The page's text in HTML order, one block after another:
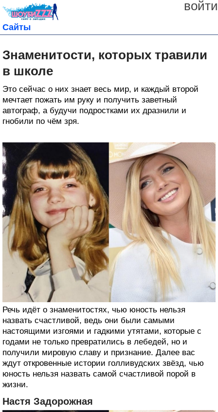
войти
Сайты
Знаменитости, которых травили
в школе
Это сейчас о них знает весь мир, и каждый второй
мечтает пожать им руку и получить заветный
автограф, а будучи подростками их дразнили и
гнобили по чём зря.
Речь идёт о знаменитостях, чью юность нельзя
назвать счастливой, ведь они были самыми
настоящими изгоями и гадкими утятами, которые с
годами не только превратились в лебедей, но и
получили мировую славу и признание. Далее вас
ждут откровенные истории голливудских звёзд, чью
юность нельзя назвать самой счастливой порой в
жизни.
Настя Задорожная